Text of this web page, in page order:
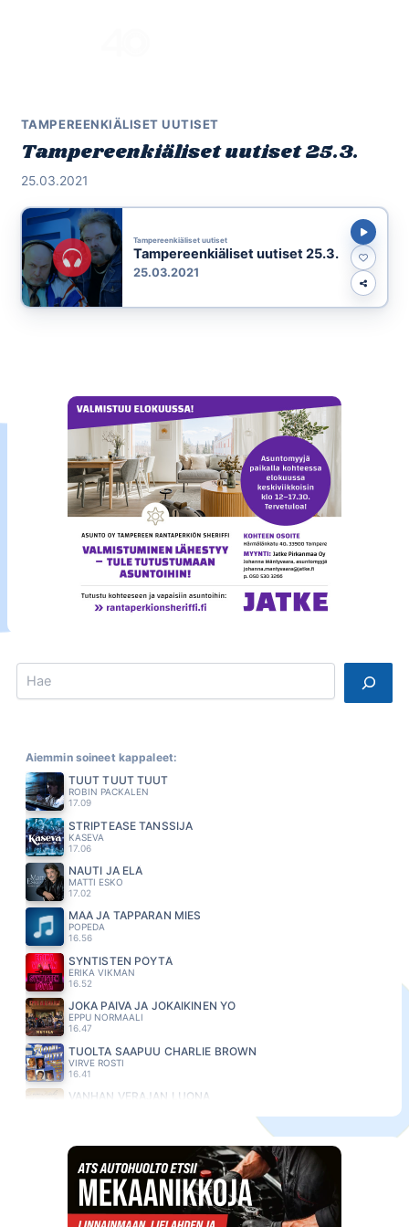
TAMPEREENKIÄLISET UUTISET
Tampereenkiäliset uutiset 25.3.
25.03.2021
Tampereenkiäliset uutiset
Tampereenkiäliset uutiset 25.3.
25.03.2021
Search
Aiemmin soineet kappaleet:
TUUT TUUT TUUT
ROBIN PACKALEN
17.09
STRIPTEASE TANSSIJA
KASEVA
17.06
NAUTI JA ELÄ
MATTI ESKO
17.02
MÄÄ JA TAPPARAN MIES
POPEDA
16.56
SYNTISTEN PÖYTÄ
ERIKA VIKMAN
16.52
JOKA PÄIVÄ JA JOKAIKINEN YÖ
EPPU NORMAALI
16.47
TUOLTA SAAPUU CHARLIE BROWN
VIRVE ROSTI
16.41
VANHAN VERAJAN LUONA
EPPU NORMAALI
16.28
KIRJE
JANNE HURME
16.11